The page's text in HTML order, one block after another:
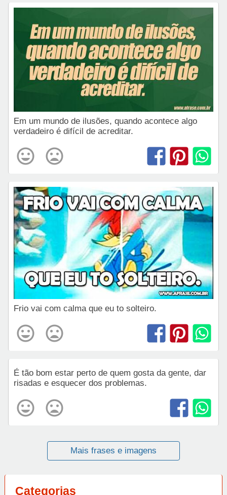
Em um mundo de ilusões, quando acontece algo
verdadeiro é difícil de acreditar.
Frio vai com calma que eu to solteiro.
É tão bom estar perto de quem gosta da gente, dar
risadas e esquecer dos problemas.
Mais frases e imagens
Categorias